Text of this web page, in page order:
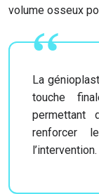
volume osseux
La
touche
permettant
renforcer
l’intervention.